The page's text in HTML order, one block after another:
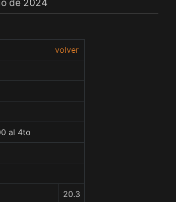
de 2024
volver
al 4to
20.3